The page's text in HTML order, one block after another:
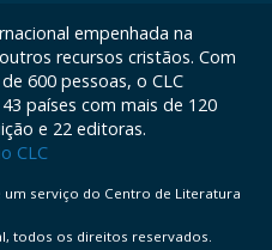
empenhada na
recursos cristãos. Com
600 pessoas, o CLC
países com mais de 120
e 22 editoras.
CLC
serviço do Centro de Literatura
todos os direitos reservados.